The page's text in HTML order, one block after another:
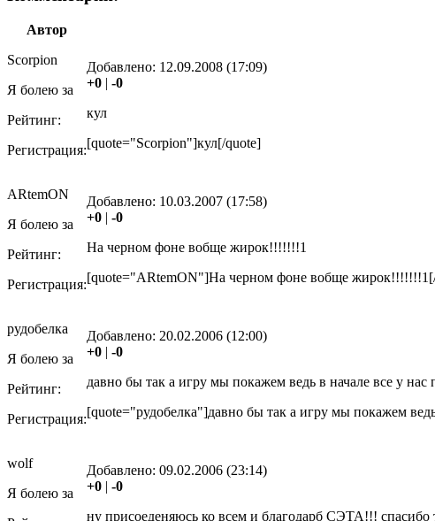
Автор
Scorpion
Я болею за
Рейтинг:
Регистрация:
Добавлено: 12.09.2008 (17:09)
+0 | -0
кул
[quote="Scorpion"]кул[/quote]
ARtemON
Я болею за
Рейтинг:
Регистрация:
Добавлено: 10.03.2007 (17:58)
+0 | -0
На черном фоне вобще жирок!!!!!!!1
[quote="ARtemON"]На черном фоне вобще
рудобелка
Я болею за
Рейтинг:
Регистрация:
Добавлено: 20.02.2006 (12:00)
+0 | -0
давно бы так а игру мы покажем ведь в начале все у нас
[quote="рудобелка"]давно бы так а игру мы покажем
wolf
Я болею за
Добавлено: 09.02.2006 (23:14)
+0 | -0
ну присоеденяюсь ко всем и благодарб СЭТА!!! спасибо